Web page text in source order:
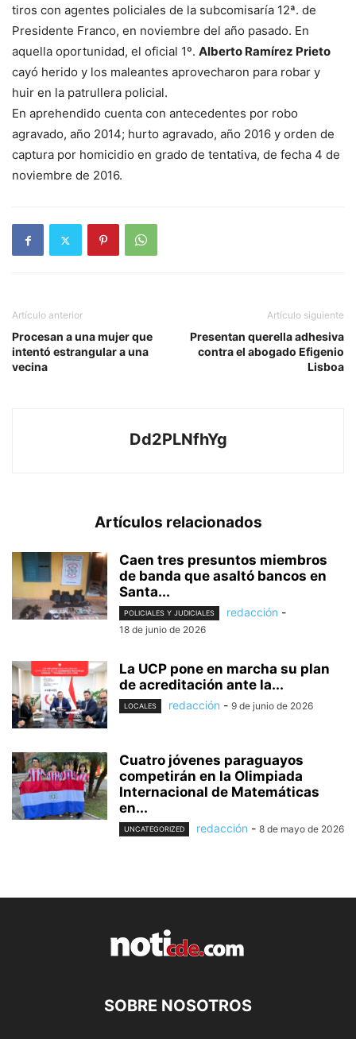
tiros con agentes policiales de la subcomisaría 12ª. de
Presidente Franco, en noviembre del año pasado. En
aquella oportunidad, el oficial 1º. Alberto Ramírez Prieto
cayó herido y los maleantes aprovecharon para robar y
huir en la patrullera policial.
En aprehendido cuenta con antecedentes por robo
agravado, año 2014; hurto agravado, año 2016 y orden de
captura por homicidio en grado de tentativa, de fecha 4 de
noviembre de 2016.
Artículo anterior
Procesan a una mujer que
intentó estrangular a una
vecina
Artículo siguiente
Presentan querella adhesiva
contra el abogado Efigenio
Lisboa
Dd2PLNfhYg
Artículos relacionados
Caen tres presuntos miembros
de banda que asaltó bancos en
Santa...
POLICIALES Y JUDICIALES redacción -
18 de junio de 2026
La UCP pone en marcha su plan
de acreditación ante la...
LOCALES redacción - 9 de junio de 2026
Cuatro jóvenes paraguayos
competirán en la Olimpiada
Internacional de Matemáticas
en...
UNCATEGORIZED redacción - 8 de mayo de 2026
SOBRE NOSOTROS